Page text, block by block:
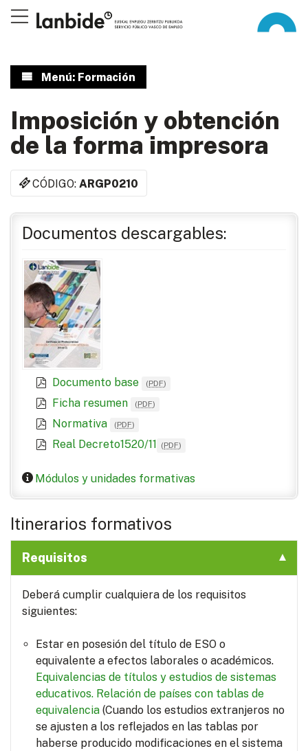
Menú: Formación
Imposición y obtención
de la forma impresora
CÓDIGO:ARGP0210
Documentos descargables:
Documento base (PDF)
Ficha resumen (PDF)
Normativa (PDF)
Real Decreto1520/11 (PDF)
Módulos y unidades formativas
Itinerarios formativos
Requisitos
Deberá cumplir cualquiera de los requisitos
siguientes:
Estar en posesión del título de ESO o
equivalente a efectos laborales o académicos.
Equivalencias de títulos y estudios de sistemas
educativos. Relación de países con tablas de
equivalencia (Cuando los estudios extranjeros no
se ajusten a los reflejados en las tablas por
haberse producido modificaciones en el sistema